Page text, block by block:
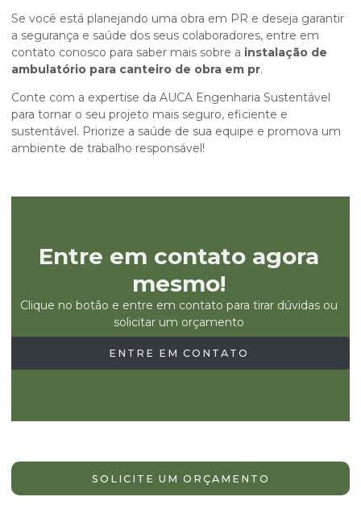
Se você está planejando uma obra em PR e deseja garantir
a segurança e saúde dos seus colaboradores, entre em
contato conosco para saber mais sobre a instalação de
ambulatório para canteiro de obra em pr.
Conte com a expertise da AUCA Engenharia Sustentável
para tornar o seu projeto mais seguro, eficiente e
sustentável. Priorize a saúde de sua equipe e promova um
ambiente de trabalho responsável!
Entre em contato agora
mesmo!
Clique no botão e entre em contato para tirar dúvidas ou
solicitar um orçamento
ENTRE EM CONTATO
SOLICITE UM ORÇAMENTO